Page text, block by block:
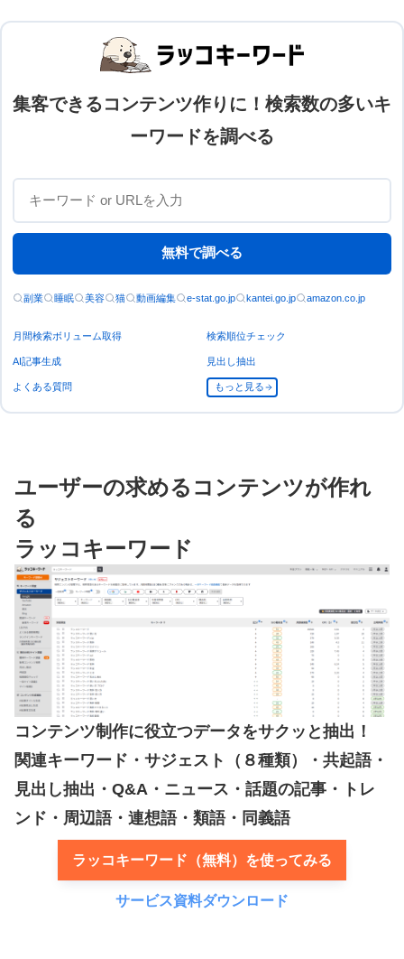
集客できるコンテンツ作りに！検索数の多いキ
ーワードを調べる
無料で調べる
副業 睡眠 美容 猫 動画編集 e-stat.go.jp kantei.go.jp amazon.co.jp
月間検索ボリューム取得 検索順位チェック
AI記事生成 見出し抽出
よくある質問 もっと見る
ユーザーの求めるコンテンツが作れ
る
ラッコキーワード
コンテンツ制作に役立つデータをサクッと抽出！
関連キーワード・サジェスト（８種類）・共起語・
見出し抽出・Q&A・ニュース・話題の記事・トレ
ンド・周辺語・連想語・類語・同義語
ラッコキーワード（無料）を使ってみる
サービス資料ダウンロード